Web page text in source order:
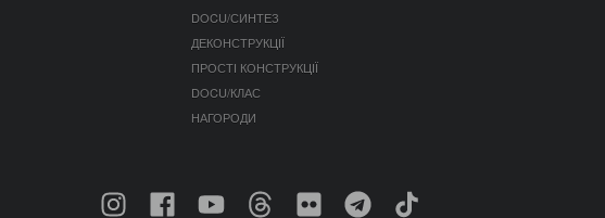
DOCU/СИНТЕЗ
ДЕКОНСТРУКЦІЇ
ПРОСТІ КОНСТРУКЦІЇ
DOCU/КЛАС
НАГОРОДИ